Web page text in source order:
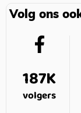
Volg ons
187K
volgers